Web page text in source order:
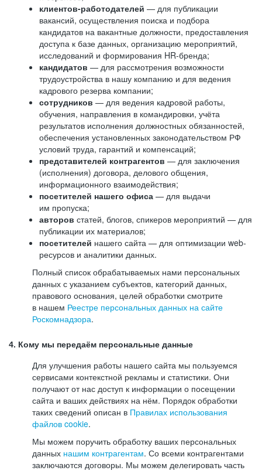
клиентов-работодателей — для публикации
вакансий, осуществления поиска и подбора
кандидатов на вакантные должности, предоставления
доступа к базе данных, организацию мероприятий,
исследований и формирования HR-бренда;
кандидатов — для рассмотрения возможности
трудоустройства в нашу компанию и для ведения
кадрового резерва компании;
сотрудников — для ведения кадровой работы,
обучения, направления в командировки, учёта
результатов исполнения должностных обязанностей,
обеспечения установленных законодательством РФ
условий труда, гарантий и компенсаций;
представителей контрагентов — для заключения
(исполнения) договора, делового общения,
информационного взаимодействия;
посетителей нашего офиса — для выдачи
им пропуска;
авторов статей, блогов, спикеров мероприятий — для
публикации их материалов;
посетителей нашего сайта — для оптимизации web-
ресурсов и аналитики данных.
Полный список обрабатываемых нами персональных
данных с указанием субъектов, категорий данных,
правового основания, целей обработки смотрите
в нашем Реестре персональных данных на сайте
Роскомнадзора.
4. Кому мы передаём персональные данные
Для улучшения работы нашего сайта мы пользуемся
сервисами контекстной рекламы и статистики. Они
получают от нас доступ к информации о посещении
сайта и ваших действиях на нём. Порядок обработки
таких сведений описан в Правилах использования
файлов cookie.
Мы можем поручить обработку ваших персональных
данных нашим контрагентам. Со всеми контрагентами
заключаются договоры. Мы можем делегировать часть